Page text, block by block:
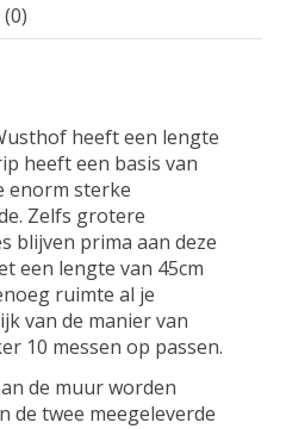
heeft een lengte
heeft een basis van
enorm sterke
Zelfs grotere
blijven prima aan deze
een lengte van 45cm
ruimte al je
van de manier van
10 messen op passen.
de muur worden
de twee meegeleverde